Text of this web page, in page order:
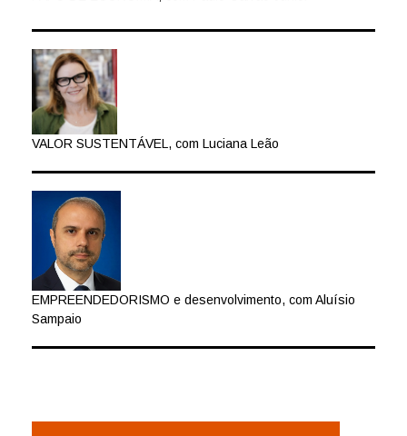
VALOR SUSTENTÁVEL, com Luciana Leão
EMPREENDEDORISMO e desenvolvimento, com Aluísio
Sampaio